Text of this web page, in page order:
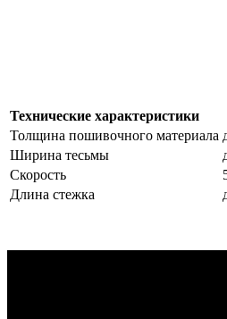
Технические характеристики
Толщина пошивочного материала
Ширина тесьмы
Скорость
Длина стежка